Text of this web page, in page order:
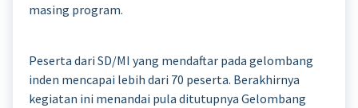
masing program.
Peserta dari SD/MI yang mendaftar pada gelombang
inden mencapai lebih dari 70 peserta. Berakhirnya
kegiatan ini menandai pula ditutupnya Gelombang